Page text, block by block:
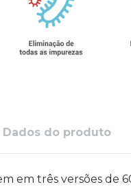
Dados do produto
em três versões de